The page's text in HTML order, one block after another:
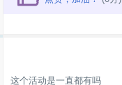
这个活动是一直都有吗